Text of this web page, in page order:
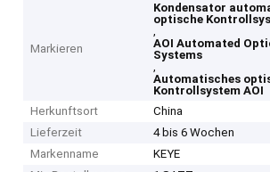
Markieren
Kondensator
optische
,
AOI Automated
Systems
,
Automatisches
Kontrollsystem AOI
Herkunftsort
China
Lieferzeit
4 bis 6 Wochen
Markenname
KEYE